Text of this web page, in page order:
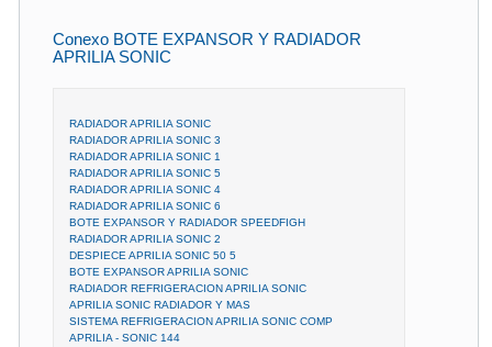
Conexo BOTE EXPANSOR Y RADIADOR
APRILIA SONIC
RADIADOR APRILIA SONIC
RADIADOR APRILIA SONIC 3
RADIADOR APRILIA SONIC 1
RADIADOR APRILIA SONIC 5
RADIADOR APRILIA SONIC 4
RADIADOR APRILIA SONIC 6
BOTE EXPANSOR Y RADIADOR SPEEDFIGH
RADIADOR APRILIA SONIC 2
DESPIECE APRILIA SONIC 50 5
BOTE EXPANSOR APRILIA SONIC
RADIADOR REFRIGERACION APRILIA SONIC
APRILIA SONIC RADIADOR Y MAS
SISTEMA REFRIGERACION APRILIA SONIC COMP
APRILIA - SONIC 144